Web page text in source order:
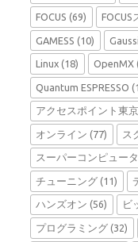
FOCUS (69) FOCUS
GAMESS (10)
Linux (18) OpenMX
Quantum ESPRESSO
アクセスポイント東京
オンライン (77) ス
スーパーコンピュータ
チューニング (11)
ハンズオン (56) ビ
プログラミング (32)